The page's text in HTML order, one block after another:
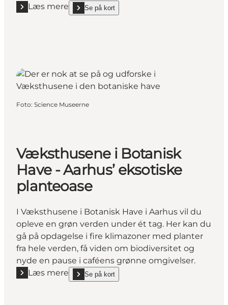
Læs mere
Læs mere "Skandinavisk Dyrepark"
Se på kort
show Skandinavisk Dyrepark on_map
Foto: Science Museerne
Væksthusene i Botanisk
Have - Aarhus’ eksotiske
planteoase
I Væksthusene i Botanisk Have i Aarhus vil du
opleve en grøn verden under ét tag. Her kan du
gå på opdagelse i fire klimazoner med planter
fra hele verden, få viden om biodiversitet og
nyde en pause i caféens grønne omgivelser.
Læs mere
Læs mere "Væksthusene i Botanisk Have - Aarhus’
Se på kort
show Væksthusene i Botanisk Have - Aarhus’